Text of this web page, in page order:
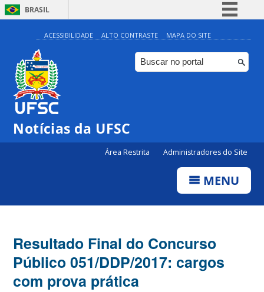
BRASIL
Simplifique!
Comunica BR
Participe
ACESSIBILIDADE ALTO CONTRASTE MAPA DO SITE
Notícias da UFSC
Área Restrita Administradores do Site
MENU
Resultado Final do Concurso
Público 051/DDP/2017: cargos
com prova prática